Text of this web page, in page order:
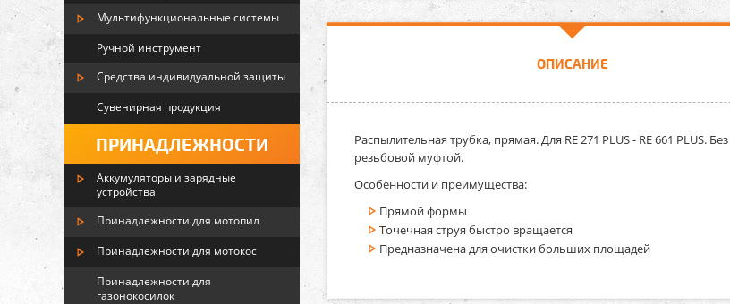
Мультифункциональные системы
Ручной инструмент
Средства индивидуальной защиты
Сувенирная продукция
ПРИНАДЛЕЖНОСТИ
Аккумуляторы и зарядные
устройства
Принадлежности для мотопил
Принадлежности для мотокос
Принадлежности для
газонокосилок
ОПИСАНИЕ
Распылительная трубка, прямая.Для RE 271 PLUS - RE 661 PLUS.
резьбовой муфтой.
Особенности и преимущества:
Прямой формы
Точечная струя быстро вращается
Предназначена для очистки больших площадей